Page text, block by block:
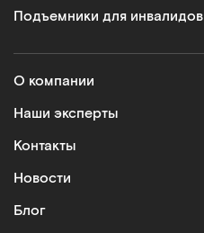
Подъемники для инвалидов
О компании
Наши эксперты
Контакты
Новости
Блог